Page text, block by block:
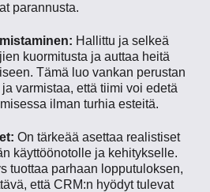
parannusta.
Hallittu ja selkeä
kuormitusta ja auttaa heitä
Tämä luo vankan perustan
varmistaa, että tiimi voi edetä
ilman turhia esteitä.
On tärkeää asettaa realistiset
käyttöönotolle ja kehitykselle.
tuottaa parhaan lopputuloksen,
että CRM:n hyödyt tulevat